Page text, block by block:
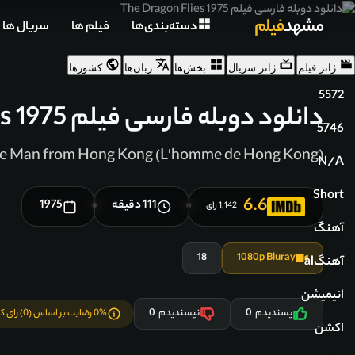
مشهدفیلم دسته‌بندی‌ها
ژانر فیلم ژانر سریال بخش‌ها زبان‌ها کشورها
5572
5746
N/A
Short
آهنگ
آهنگal
انیمیشن
اکشن
فیلم ها سریال ها
دانلود دوبله فارسی فیلم The Dragon Flies 1975
Man from Hong Kong (L'homme de Hong Kong)
6.6 1,142 رای ● 111 دقیقه ●
1975
1080p Bluray
18
پسندیدم 0 نپسندیدم 0 0% رضایت بر اساس (0) رای کاربران